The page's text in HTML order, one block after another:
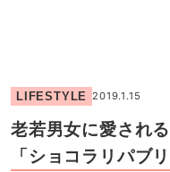
LIFESTYLE 2019.1.15
老若男女に愛され
「ショコラリパブ